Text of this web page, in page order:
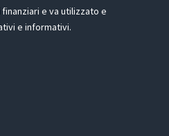
e va utilizzato e
e informativi.